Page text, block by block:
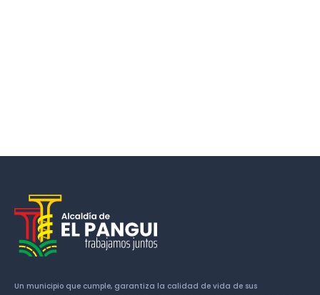
Un municipio que cumple, garantiza la calidad de vida de sus